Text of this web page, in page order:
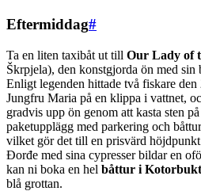
Eftermiddag#
Ta en liten taxibåt ut till Our Lady of
Škrpjela), den konstgjorda ön med
Enligt legenden hittade två fiskare
Jungfru Maria på en klippa i vattnet,
gradvis upp ön genom att kasta sten
paketupplägg med parkering och
vilket gör det till en prisvärd
Đorđe med sina cypresser bildar en
kan ni boka en hel båttur i
blå grottan.